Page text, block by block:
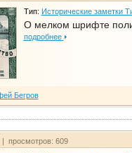
Тип: Исторические заметки
О мелком шрифте
подробнее
Бегров
просмотров: 609